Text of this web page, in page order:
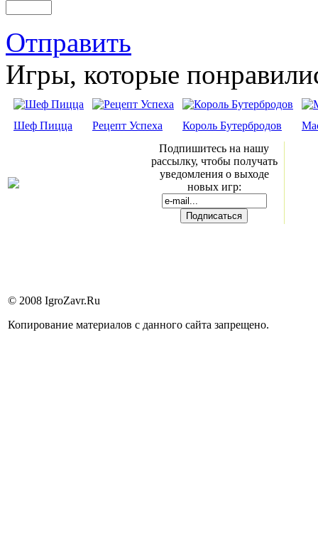
Отправить
Игры, которые
Шеф Пицца Рецепт Успеха Король Бутербродов
Подпишитесь на нашу
рассылку, чтобы получать
уведомления о выходе
новых игр:
© 2008 IgroZavr.Ru
Копирование материалов с данного сайта запрещено.